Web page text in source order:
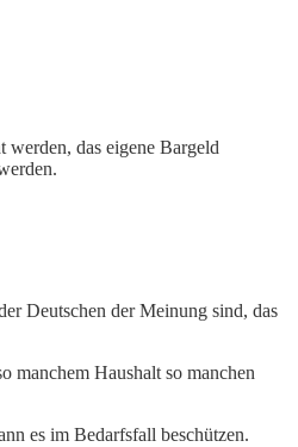
das eigene Bargeld
Deutschen der Meinung sind, das
manchem Haushalt so manchen
es im Bedarfsfall beschützen.